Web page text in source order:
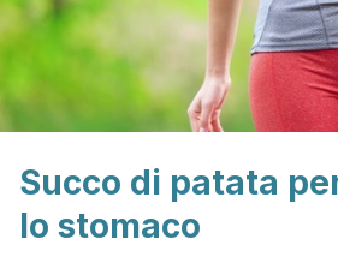
Succo di patata
lo stomaco